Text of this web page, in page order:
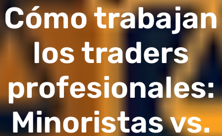
Cómo trabajan
los traders
profesionales:
Minoristas vs.